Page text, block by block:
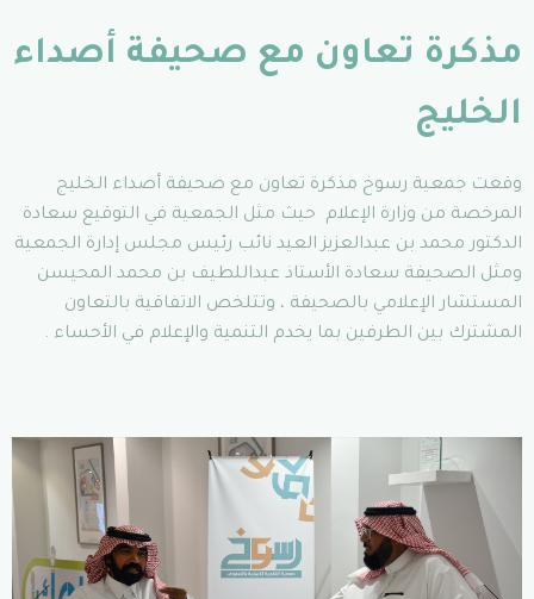
مذكرة تعاون مع صحيفة أصداء
الخليج
وقعت جمعية رسوخ مذكرة تعاون مع صحيفة أصداء الخليج
المرخصة من وزارة الإعلام حيث مثل الجمعية في التوقيع سعادة
الدكتور محمد بن عبدالعزيز العيد نائب رئيس مجلس إدارة الجمعية
ومثل الصحيفة سعادة الأستاذ عبداللطيف بن محمد المحيسن
المستشار الإعلامي بالصحيفة ، وتتلخص الاتفاقية بالتعاون
المشترك بين الطرفين بما يخدم التنمية والإعلام في الأحساء .